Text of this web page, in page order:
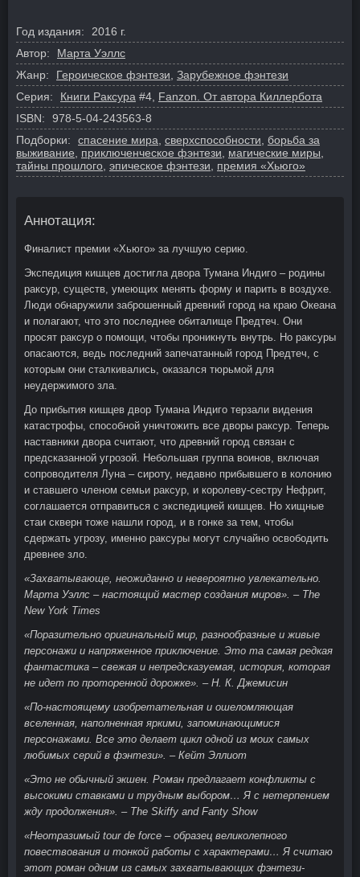
Год издания:
2016 г.
Автор:
Марта Уэллс
Жанр:
Героическое фэнтези, Зарубежное фэнтези
Серия:
Книги Раксура #4, Fanzon. От автора Киллербота
ISBN:
978-5-04-243563-8
Подборки:
спасение мира, сверхспособности, борьба за
выживание, приключенческое фэнтези, магические миры,
тайны прошлого, эпическое фэнтези, премия «Хьюго»
Аннотация:
Финалист премии «Хьюго» за лучшую серию.
Экспедиция кишцев достигла двора Тумана Индиго – родины
раксур, существ, умеющих менять форму и парить в воздухе.
Люди обнаружили заброшенный древний город на краю Океана
и полагают, что это последнее обиталище Предтеч. Они
просят раксур о помощи, чтобы проникнуть внутрь. Но раксуры
опасаются, ведь последний запечатанный город Предтеч, с
которым они сталкивались, оказался тюрьмой для
неудержимого зла.
До прибытия кишцев двор Тумана Индиго терзали видения
катастрофы, способной уничтожить все дворы раксур. Теперь
наставники двора считают, что древний город связан с
предсказанной угрозой. Небольшая группа воинов, включая
сопроводителя Луна – сироту, недавно прибывшего в колонию
и ставшего членом семьи раксур, и королеву-сестру Нефрит,
соглашается отправиться с экспедицией кишцев. Но хищные
стаи скверн тоже нашли город, и в гонке за тем, чтобы
сдержать угрозу, именно раксуры могут случайно освободить
древнее зло.
«Захватывающе, неожиданно и невероятно увлекательно.
Марта Уэллс – настоящий мастер создания миров». – The
New York Times
«Поразительно оригинальный мир, разнообразные и живые
персонажи и напряженное приключение. Это та самая редкая
фантастика – свежая и непредсказуемая, история, которая
не идет по проторенной дорожке». – Н. К. Джемисин
«По-настоящему изобретательная и ошеломляющая
вселенная, наполненная яркими, запоминающимися
персонажами. Все это делает цикл одной из моих самых
любимых серий в фэнтези». – Кейт Эллиот
«Это не обычный экшен. Роман предлагает конфликты с
высокими ставками и трудным выбором… Я с нетерпением
жду продолжения». – The Skiffy and Fanty Show
«Неотразимый tour de force – образец великолепного
повествования и тонкой работы с характерами… Я считаю
этот роман одним из самых захватывающих фэнтези-